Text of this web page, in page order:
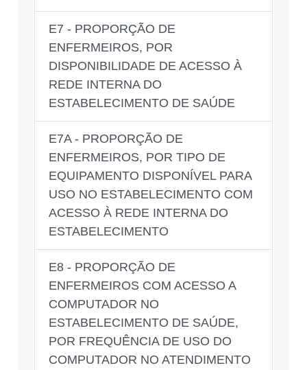
E7 - PROPORÇÃO DE
ENFERMEIROS, POR
DISPONIBILIDADE DE ACESSO À
REDE INTERNA DO
ESTABELECIMENTO DE SAÚDE
E7A - PROPORÇÃO DE
ENFERMEIROS, POR TIPO DE
EQUIPAMENTO DISPONÍVEL PARA
USO NO ESTABELECIMENTO COM
ACESSO À REDE INTERNA DO
ESTABELECIMENTO
E8 - PROPORÇÃO DE
ENFERMEIROS COM ACESSO A
COMPUTADOR NO
ESTABELECIMENTO DE SAÚDE,
POR FREQUÊNCIA DE USO DO
COMPUTADOR NO ATENDIMENTO